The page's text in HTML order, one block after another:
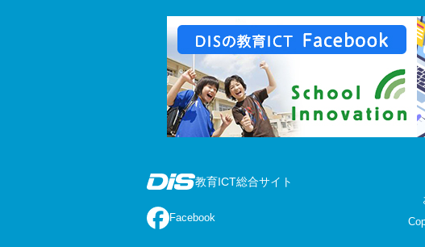
教育ICT総合サイト
Facebook